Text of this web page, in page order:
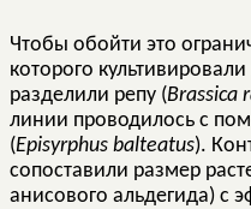
Чтобы обойти это
которого
разделили репу (Brassica
линии проводилось с
(Episyrphus balteatus).
сопоставили размер
анисового альдегида) с